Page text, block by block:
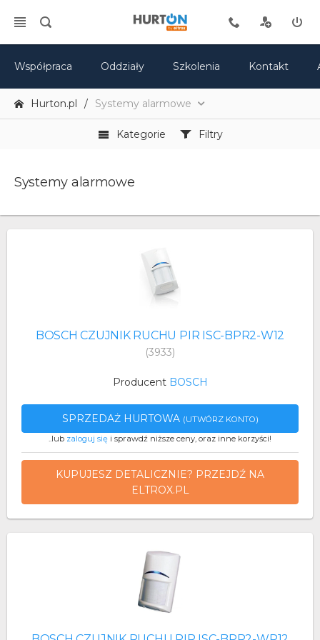
Współpraca Oddziały Szkolenia Kontakt
Hurton.pl Systemy alarmowe
Kategorie Filtry
Systemy alarmowe
BOSCH CZUJNIK RUCHU PIR ISC-BPR2-W12
(3933)
Producent BOSCH
SPRZEDAŻ HURTOWA (UTWÓRZ KONTO)
..lub zaloguj się i sprawdź niższe ceny, oraz inne korzyści!
KUPUJESZ DETALICZNIE? PRZEJDŹ NA
ELTROX.PL